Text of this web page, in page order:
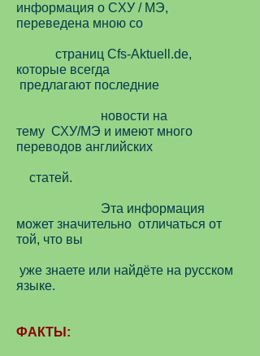
информация о CХУ / MЭ,
переведена мною со
страниц Cfs-Aktuell.de,
которые всегда
предлагают последние
новости на
тему СХУ/MЭ и имеют много
переводов английских
статей.
Эта информация
может значительно отличаться от
той, что вы
уже знаете или найдёте на русском
языке.
ФАКТЫ: